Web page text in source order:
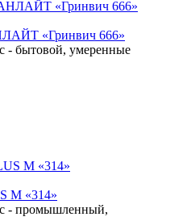
«Гринвич 666»
- бытовой, умеренные
M «314»
- промышленный,